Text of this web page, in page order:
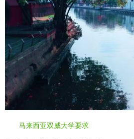
马来西亚双威大学要求